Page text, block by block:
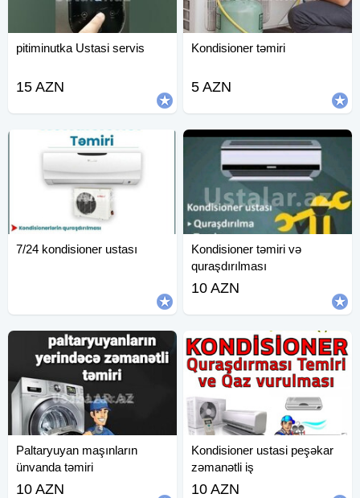
pitiminutka Ustasi servis
15 AZN
Kondisioner təmiri
5 AZN
7/24 kondisioner ustası
Kondisioner təmiri və
quraşdırılması
10 AZN
Paltaryuyan maşınların
ünvanda təmiri
10 AZN
Kondisioner ustasi peşəkar
zəmanətli iş
10 AZN